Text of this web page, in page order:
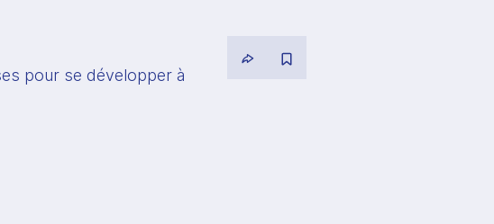
pour se développer à